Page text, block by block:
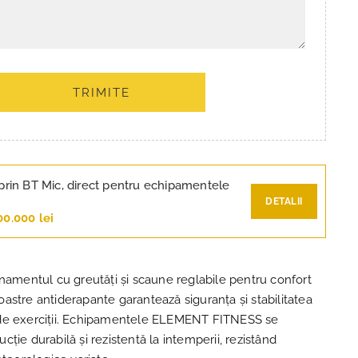
TRIMITE
BT Mic, direct pentru echipamentele
lei
DETALII
cu greutăți și scaune reglabile pentru confort
antiderapante garantează siguranța și stabilitatea
exerciții. Echipamentele ELEMENT FITNESS se
durabilă și rezistentă la intemperii, rezistând